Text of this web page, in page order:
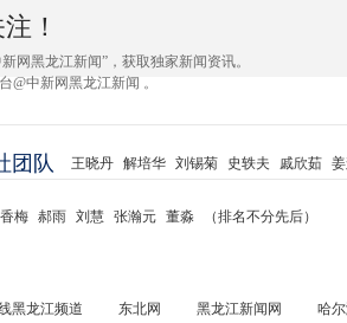
！
网黑龙江新闻”，获取独家新闻资讯。
@中新网黑龙江新闻 。
团队 王晓丹 解培华 刘锡菊 史轶夫 戚欣茹
梅 郝雨 刘慧 张瀚元 董淼 （排名不分先后）
黑龙江频道 东北网 黑龙江新闻网
哈